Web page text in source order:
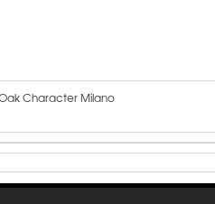
Character Milano